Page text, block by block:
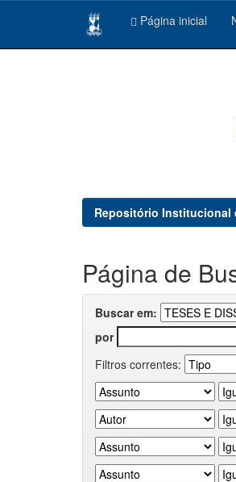
Página inicial
Repositório Institucional
Página de
Buscar em:
por
Filtros correntes: